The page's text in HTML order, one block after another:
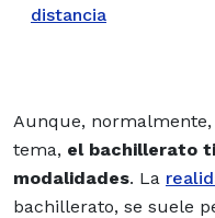
distancia
Aunque,
tema, el bachillerato
modalidades. La
bachillerato, se suele